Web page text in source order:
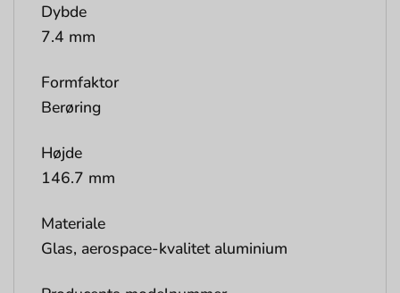
Dybde
7.4 mm
Formfaktor
Berøring
Højde
146.7 mm
Materiale
Glas, aerospace-kvalitet aluminium